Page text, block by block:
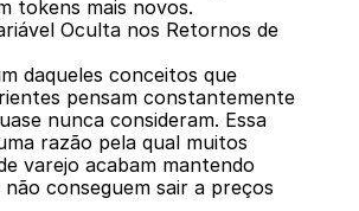
tokens mais novos.
Oculta nos Retornos de
daqueles conceitos que
pensam constantemente
nunca consideram. Essa
razão pela qual muitos
varejo acabam mantendo
não conseguem sair a preços